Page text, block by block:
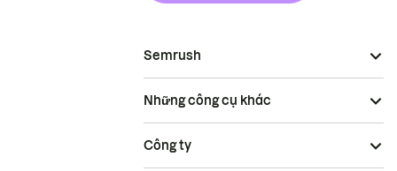
Semrush
Những công cụ khác
Công ty